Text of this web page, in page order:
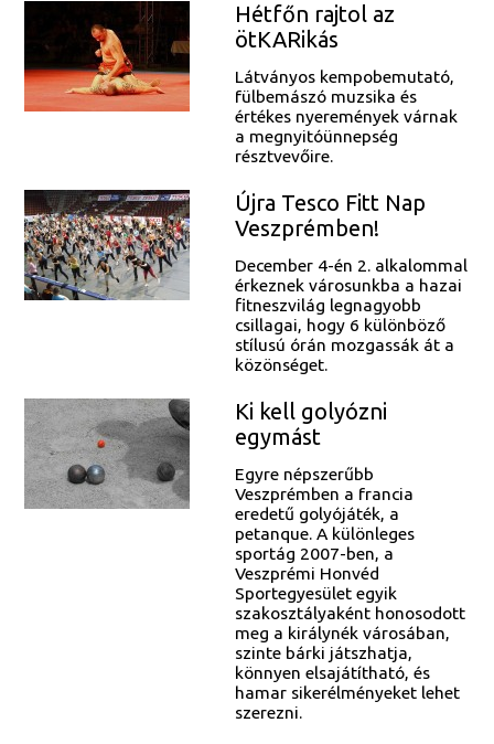
Hétfőn rajtol az
ötKARikás
Látványos kempobemutató,
fülbemászó muzsika és
értékes nyeremények várnak
a megnyitóünnepség
résztvevőire.
Újra Tesco Fitt Nap
Veszprémben!
December 4-én 2. alkalommal
érkeznek városunkba a hazai
fitneszvilág legnagyobb
csillagai, hogy 6 különböző
stílusú órán mozgassák át a
közönséget.
Ki kell golyózni
egymást
Egyre népszerűbb
Veszprémben a francia
eredetű golyójáték, a
petanque. A különleges
sportág 2007-ben, a
Veszprémi Honvéd
Sportegyesület egyik
szakosztályaként honosodott
meg a királynék városában,
szinte bárki játszhatja,
könnyen elsajátítható, és
hamar sikerélményeket lehet
szerezni.